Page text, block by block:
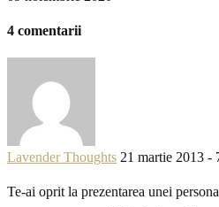
4 comentarii
Lavender Thoughts 21 martie 2013 -
Te-ai oprit la prezentarea unei